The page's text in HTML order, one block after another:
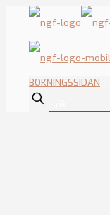
BOKNINGSSIDAN